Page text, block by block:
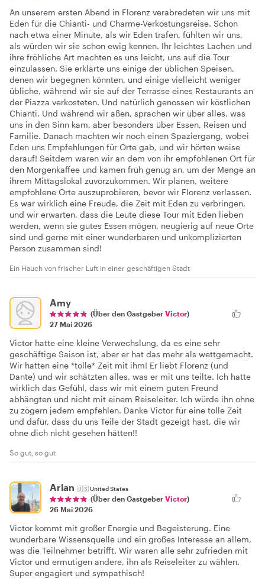
An unserem ersten Abend in Florenz verabredeten wir uns mit
Eden für die Chianti- und Charme-Verkostungsreise. Schon
nach etwa einer Minute, als wir Eden trafen, fühlten wir uns,
als würden wir sie schon ewig kennen. Ihr leichtes Lachen und
ihre fröhliche Art machten es uns leicht, uns auf die Tour
einzulassen. Sie erklärte uns einige der üblichen Speisen,
denen wir begegnen könnten, und einige vielleicht weniger
übliche, während wir sie auf der Terrasse eines Restaurants an
der Piazza verkosteten. Und natürlich genossen wir köstlichen
Chianti. Und während wir aßen, sprachen wir über alles, was
uns in den Sinn kam, aber besonders über Essen, Reisen und
Familie. Danach machten wir noch einen Spaziergang, wobei
Eden uns Empfehlungen für Orte gab, und wir hörten weise
darauf! Seitdem waren wir an dem von ihr empfohlenen Ort für
den Morgenkaffee und kamen früh genug an, um der Menge an
ihrem Mittagslokal zuvorzukommen. Wir planen, weitere
empfohlene Orte auszuprobieren, bevor wir Florenz verlassen.
Es war wirklich eine Freude, die Zeit mit Eden zu verbringen,
und wir erwarten, dass die Leute diese Tour mit Eden lieben
werden, wenn sie gutes Essen mögen, neugierig auf neue Orte
sind und gerne mit einer wunderbaren und unkomplizierten
Person zusammen sind!
Ein Hauch von frischer Luft in einer geschäftigen Stadt
Amy
(Über den Gastgeber Victor)
27 Mai 2026
Victor hatte eine kleine Verwechslung, da es eine sehr
geschäftige Saison ist, aber er hat das mehr als wettgemacht.
Wir hatten eine *tolle* Zeit mit ihm! Er liebt Florenz (und
Dante) und wir schätzten alles, was er mit uns teilte. Ich hatte
wirklich das Gefühl, dass wir mit einem guten Freund
abhängten und nicht mit einem Reiseleiter. Ich würde ihn ohne
zu zögern jedem empfehlen. Danke Victor für eine tolle Zeit
und dafür, dass du uns Teile der Stadt gezeigt hast, die wir
ohne dich nicht gesehen hätten!!
So gut, so gut
Arlan 🇺🇸United States
(Über den Gastgeber Victor)
26 Mai 2026
Victor kommt mit großer Energie und Begeisterung. Eine
wunderbare Wissensquelle und ein großes Interesse an allem,
was die Teilnehmer betrifft. Wir waren alle sehr zufrieden mit
Victor und ermutigen andere, ihn als Reiseleiter zu wählen.
Super engagiert und sympathisch!